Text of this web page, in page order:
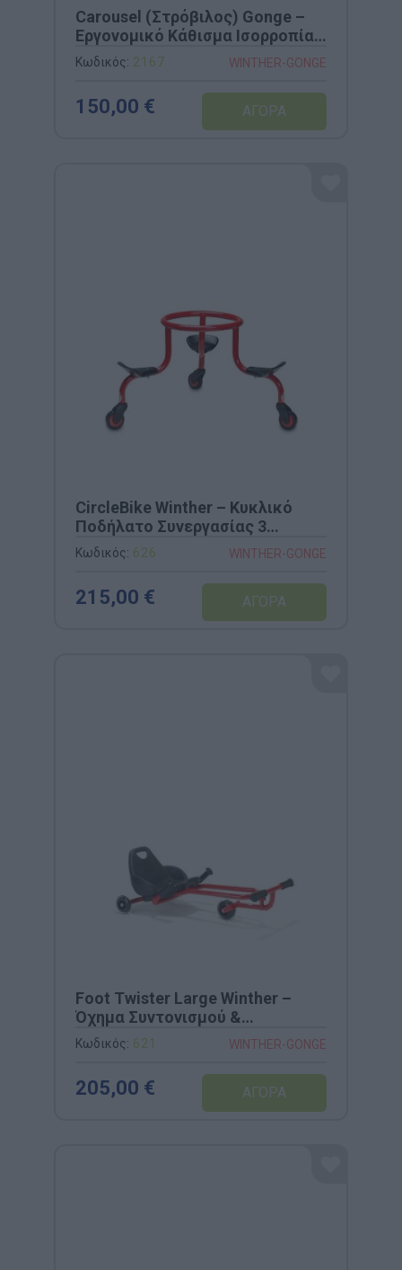
Carousel (Στρόβιλος) Gonge –
Εργονομικό Κάθισμα Ισορροπίας
& Περιστροφής (Κωδ. 2167)
Κωδικός: 2167 WINTHER-GONGE
150,00 €
CircleBike Winther – Κυκλικό
Ποδήλατο Συνεργασίας 3
Θέσεων (Κωδ. 626)
Κωδικός: 626 WINTHER-GONGE
215,00 €
Foot Twister Large Winther –
Όχημα Συντονισμού &
Ισορροπίας (Κωδ. 621)
Κωδικός: 621 WINTHER-GONGE
205,00 €